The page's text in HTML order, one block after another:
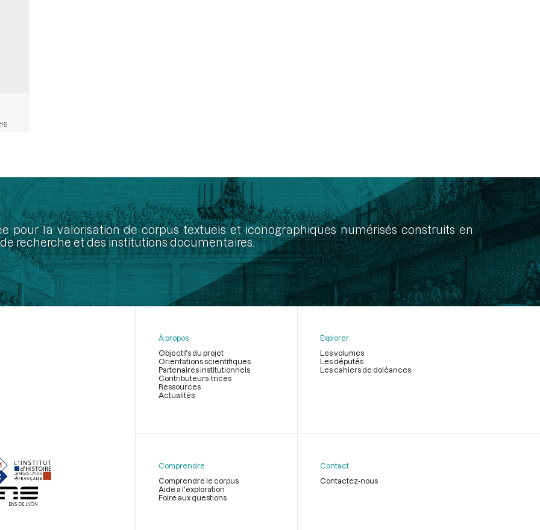
pour la valorisation de corpus textuels et iconographiques numérisés construits en
recherche et des institutions documentaires.
page
À propos
Objectifs du projet
Orientations scientifiques
Partenaires institutionnels
Contributeurs-trices
Ressources
Actualités
Explorer
Les volumes
Les députés
Les cahiers de doléances
Comprendre
Comprendre le corpus
Aide à l'exploration
Foire aux questions
Contact
Contactez-nous